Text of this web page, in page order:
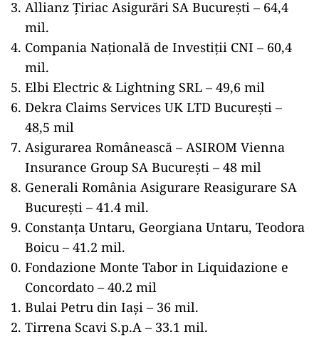
Allianz Țiriac Asigurări SA București – 64,4
mil.
Compania Națională de Investiții CNI – 60,4
mil.
Elbi Electric & Lightning SRL – 49,6 mil
Dekra Claims Services UK LTD București –
48,5 mil
Asigurarea Românească – ASIROM Vienna
Insurance Group SA București – 48 mil
Generali România Asigurare Reasigurare SA
București – 41.4 mil.
Constanța Untaru, Georgiana Untaru, Teodora
Boicu – 41.2 mil.
Fondazione Monte Tabor in Liquidazione e
Concordato – 40.2 mil
Bulai Petru din Iași – 36 mil.
Tirrena Scavi S.p.A – 33.1 mil.